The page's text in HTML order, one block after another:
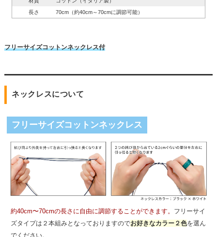
長さ
70cm（約40cm～70cmに調節可能）
フリーサイズコットンネックレス付
ネックレスについて
フリーサイズコットンネックレス
約40cm〜70cmの長さに自由に調節することができます。 フリーサイ
ズタイプは２本組みとなっておりますのでお好きなカラー２色を選ん
でください。